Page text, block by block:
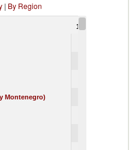
| By Region
1988
Montenegro)